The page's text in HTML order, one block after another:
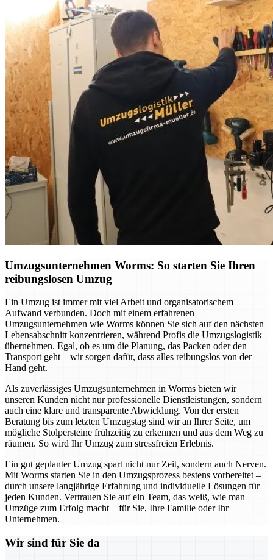
Umzugsunternehmen Worms: So starten Sie Ihren
reibungslosen Umzug
Ein Umzug ist immer mit viel Arbeit und organisatorischem
Aufwand verbunden. Doch mit einem erfahrenen
Umzugsunternehmen wie Worms können Sie sich auf den nächsten
Lebensabschnitt konzentrieren, während Profis die Umzugslogistik
übernehmen. Egal, ob es um die Planung, das Packen oder den
Transport geht – wir sorgen dafür, dass alles reibungslos von der
Hand geht.
Als zuverlässiges Umzugsunternehmen in Worms bieten wir
unseren Kunden nicht nur professionelle Dienstleistungen, sondern
auch eine klare und transparente Abwicklung. Von der ersten
Beratung bis zum letzten Umzugstag sind wir an Ihrer Seite, um
mögliche Stolpersteine frühzeitig zu erkennen und aus dem Weg zu
räumen. So wird Ihr Umzug zum stressfreien Erlebnis.
Ein gut geplanter Umzug spart nicht nur Zeit, sondern auch Nerven.
Mit Worms starten Sie in den Umzugsprozess bestens vorbereitet –
durch unsere langjährige Erfahrung und individuelle Lösungen für
jeden Kunden. Vertrauen Sie auf ein Team, das weiß, wie man
Umzüge zum Erfolg macht – für Sie, Ihre Familie oder Ihr
Unternehmen.
Wir sind für Sie da